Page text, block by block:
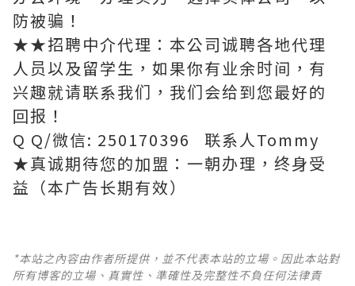
防被骗！
★★招聘中介代理：本公司诚聘各地代理
人员以及留学生，如果你有业余时间，有
兴趣就请联系我们，我们会给到您最好的
回报！
Q Q/微信: 250170396 联系人Tommy
★真诚期待您的加盟：一朝办理，终身受
益（本广告长期有效）
*本站之內容由作者所提供，並不代表本站的立場。因此本站對
所有博客的立場、真實性、準確性及完整性不負任何法律責